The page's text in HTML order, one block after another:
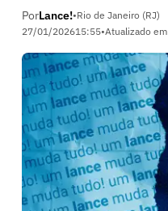
PorLance!•Rio de Janeiro (RJ)
27/01/202615:55•Atualizado em